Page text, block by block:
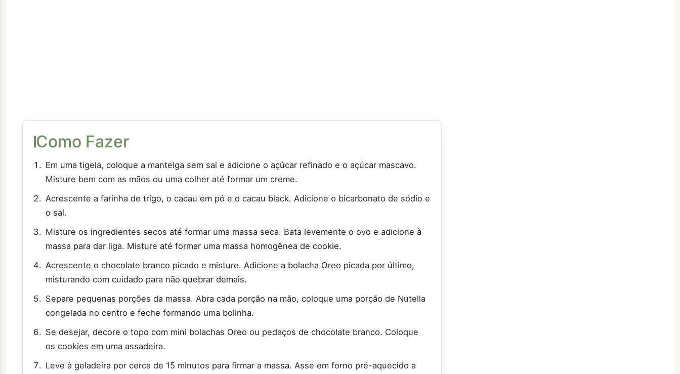
Como Fazer
Em uma tigela, coloque a manteiga sem sal e adicione o açúcar refinado e o açúcar mascavo.
Misture bem com as mãos ou uma colher até formar um creme.
Acrescente a farinha de trigo, o cacau em pó e o cacau black. Adicione o bicarbonato de sódio e
o sal.
Misture os ingredientes secos até formar uma massa seca. Bata levemente o ovo e adicione à
massa para dar liga. Misture até formar uma massa homogênea de cookie.
Acrescente o chocolate branco picado e misture. Adicione a bolacha Oreo picada por último,
misturando com cuidado para não quebrar demais.
Separe pequenas porções da massa. Abra cada porção na mão, coloque uma porção de Nutella
congelada no centro e feche formando uma bolinha.
Se desejar, decore o topo com mini bolachas Oreo ou pedaços de chocolate branco. Coloque
os cookies em uma assadeira.
Leve à geladeira por cerca de 15 minutos para firmar a massa. Asse em forno pré-aquecido a